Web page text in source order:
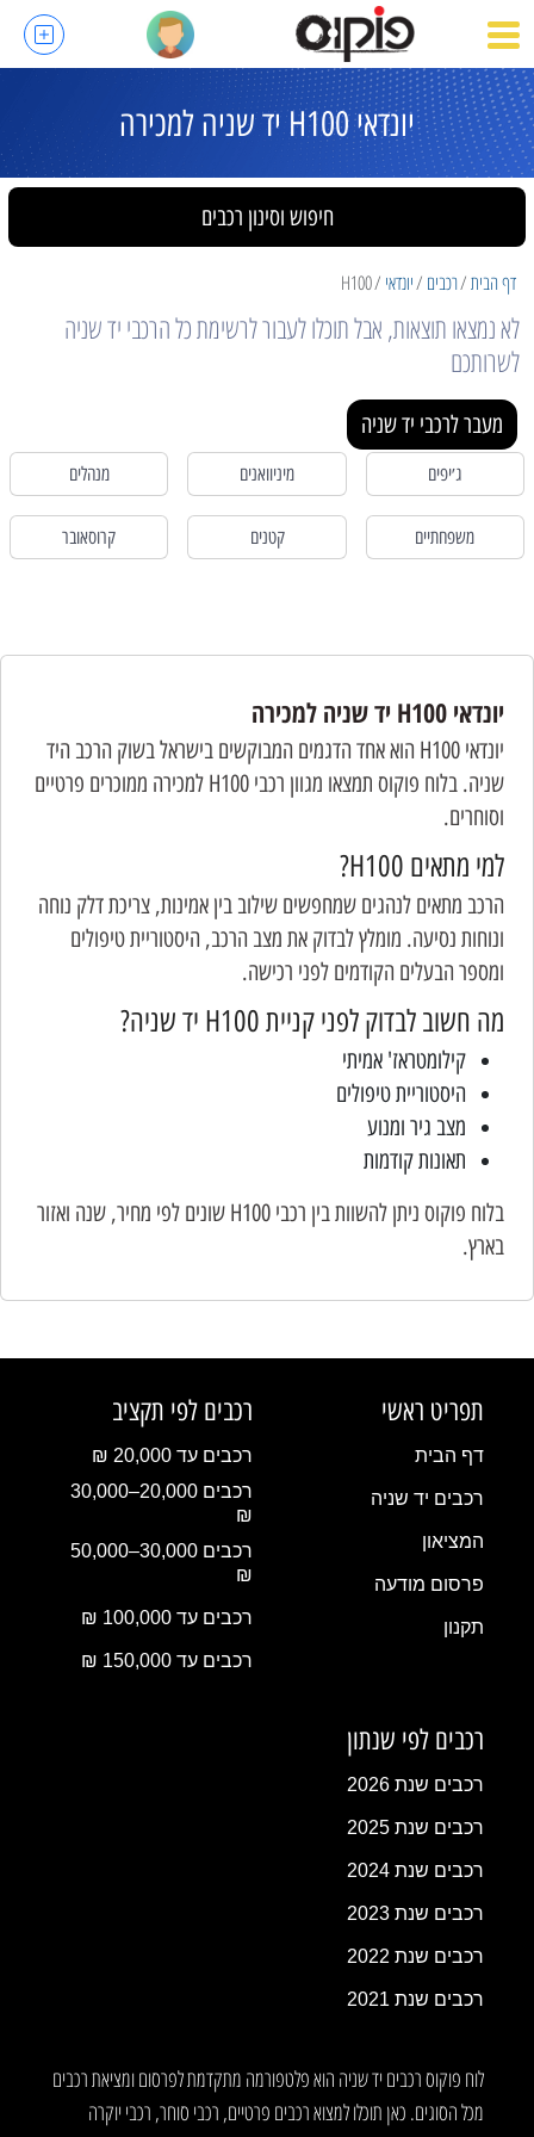
יונדאי H100 יד שניה למכירה
חיפוש וסינון רכבים
דף הבית רכבים יונדאי H100
לא נמצאו תוצאות, אבל תוכלו לעבור לרשימת כל הרכבי יד שניה
לשרותכם
מעבר לרכבי יד שניה
ג׳יפים מיניוואנים מנהלים
משפחתיים קטנים קרוסאובר
יונדאי H100 יד שניה למכירה
יונדאי H100 הוא אחד הדגמים המבוקשים בישראל בשוק הרכב היד
שניה. בלוח פוקוס תמצאו מגוון רכבי H100 למכירה ממוכרים פרטיים
וסוחרים.
למי מתאים H100?
הרכב מתאים לנהגים שמחפשים שילוב בין אמינות, צריכת דלק נוחה
ונוחות נסיעה. מומלץ לבדוק את מצב הרכב, היסטוריית טיפולים
ומספר הבעלים הקודמים לפני רכישה.
מה חשוב לבדוק לפני קניית H100 יד שניה?
קילומטראז' אמיתי
היסטוריית טיפולים
מצב גיר ומנוע
תאונות קודמות
בלוח פוקוס ניתן להשוות בין רכבי H100 שונים לפי מחיר, שנה ואזור
בארץ.
תפריט ראשי
דף הבית
רכבים יד שניה
המציאון
פרסום מודעה
תקנון
רכבים לפי תקציב
רכבים עד 20,000 ₪
רכבים 20,000–30,000
₪
רכבים 30,000–50,000
₪
רכבים עד 100,000 ₪
רכבים עד 150,000 ₪
רכבים לפי שנתון
רכבים שנת 2026
רכבים שנת 2025
רכבים שנת 2024
רכבים שנת 2023
רכבים שנת 2022
רכבים שנת 2021
לוח פוקוס רכבים יד שניה הוא פלטפורמה מתקדמת לפרסום ומציאת רכבים
מכל הסוגים. כאן תוכלו למצוא רכבים פרטיים, רכבי סוחר, רכבי יוקרה